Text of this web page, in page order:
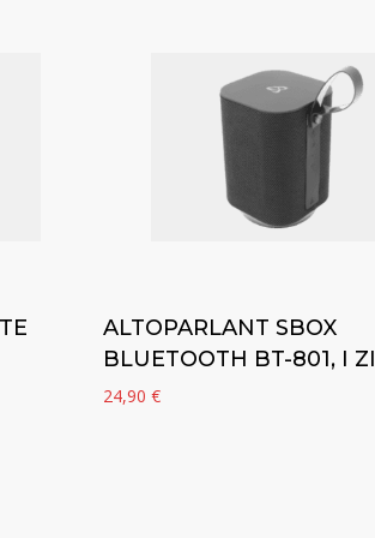
Add to cart
ALTOPARLANT SBOX
BLUETOOTH BT-801, I ZI
24,90€